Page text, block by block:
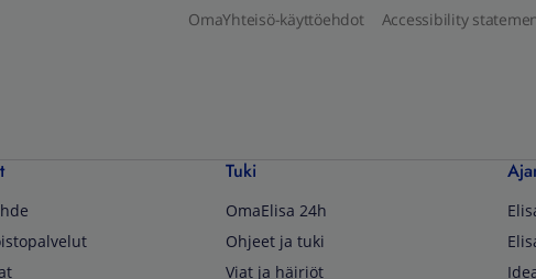
OmaYhteisö-käyttöehdot Accessibility
Tuki
OmaElisa 24h
Ohjeet ja tuki
Viat ja häiriöt